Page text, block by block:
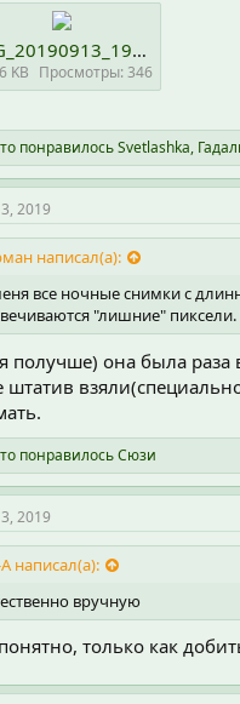
IMG_20190913_191905.jpg
KB Просмотры: 346
понравилосьSvetlashka,
2019
написал(а):
все ночные снимки с
"лишние"
получше) она была раза
штатив
понравилосьСюзи
2019
написал(а):
вручную
только как